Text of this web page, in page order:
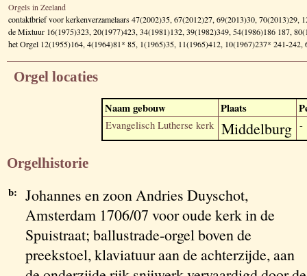
Orgels in Zeeland
contaktbrief voor kerkenverzamelaars 47(2002)35, 67(2012)27, 69(2013)30, 70(2013)29,
de Mixtuur 16(1975)323, 20(1977)423, 34(1981)132, 39(1982)349, 54(1986)186 187,
het Orgel 12(1955)164, 4(1964)81* 85, 1(1965)35, 11(1965)412, 10(1967)237* 241-
Orgel locaties
Naam gebouw Plaats
Evangelisch Lutherse kerk Middelburg -
Orgelhistorie
b:
Johannes en zoon Andries Duyschot,
Amsterdam 1706/07 voor oude kerk in de
Spuistraat; ballustrade-orgel boven de
preekstoel, klaviatuur aan de achterzijde, aan